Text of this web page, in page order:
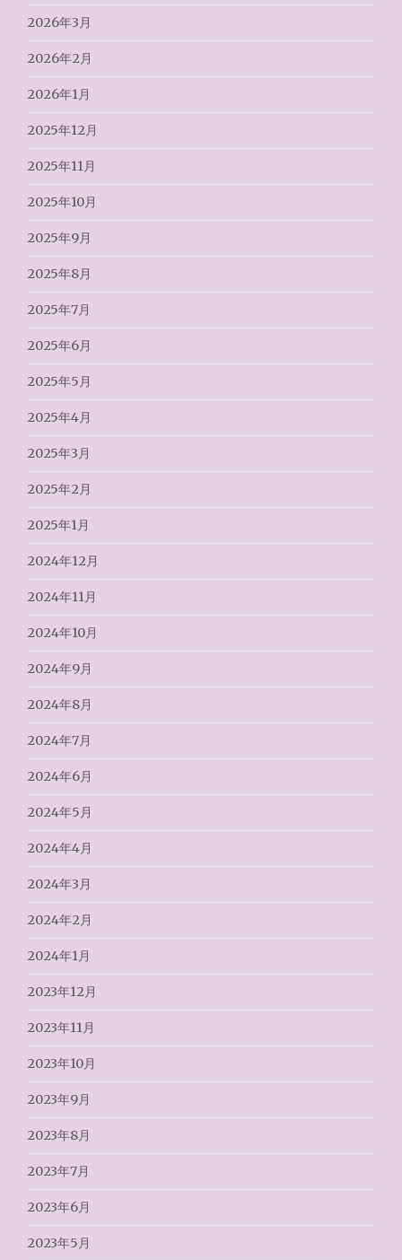
2026年3月
2026年2月
2026年1月
2025年12月
2025年11月
2025年10月
2025年9月
2025年8月
2025年7月
2025年6月
2025年5月
2025年4月
2025年3月
2025年2月
2025年1月
2024年12月
2024年11月
2024年10月
2024年9月
2024年8月
2024年7月
2024年6月
2024年5月
2024年4月
2024年3月
2024年2月
2024年1月
2023年12月
2023年11月
2023年10月
2023年9月
2023年8月
2023年7月
2023年6月
2023年5月